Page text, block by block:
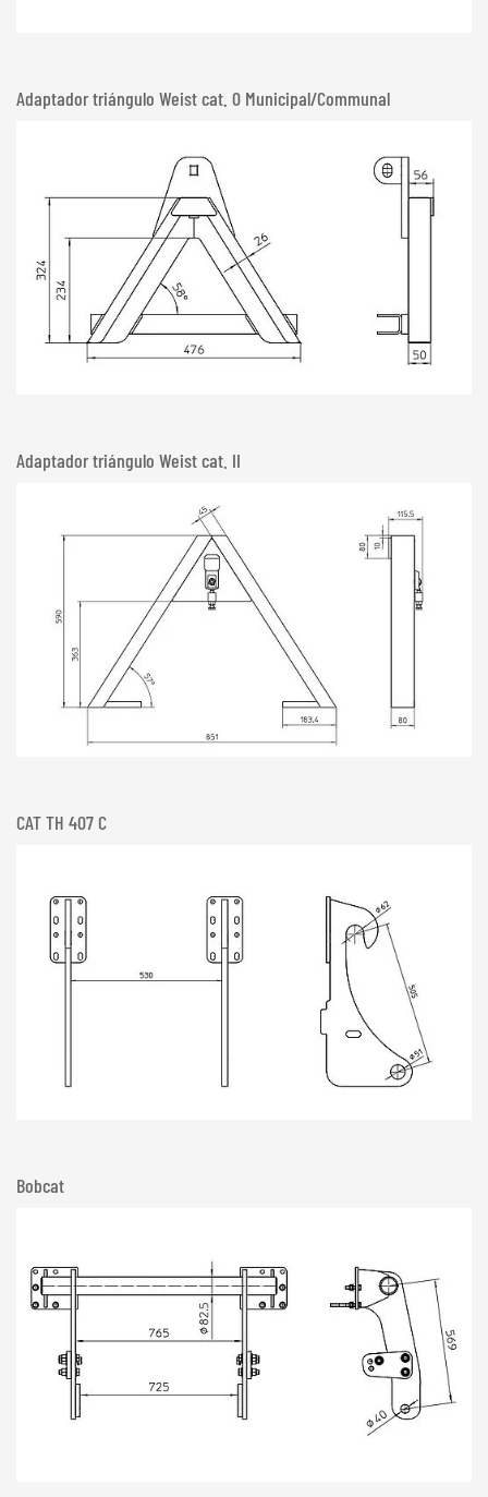
Adaptador triángulo Weist cat. 0 Municipal/Communal
Adaptador triángulo Weist cat. II
CAT TH 407 C
Bobcat